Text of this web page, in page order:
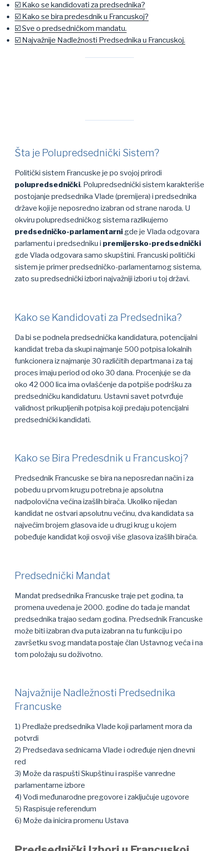
☑️ Kako se kandidovati za predsednika?
☑️ Kako se bira predesdnik u Francuskoj?
☑️ Sve o predsedničkom mandatu.
☑️ Najvažnije Nadležnosti Predsednika u Francuskoj.
Šta je Polupredsednički Sistem?
Politički sistem Francuske je po svojoj prirodi
polupredsednički. Polupredsednički sistem karakteriše
postojanje predsednika Vlade (premijera) i predsednika
države koji je neposredno izabran od strane naroda. U
okviru polupredsedničkog sistema razlikujemo
predsedničko-parlamentarni gde je Vlada odgovara
parlamentu i predsedniku i premijersko-predsednički
gde Vlada odgovara samo skupštini. Francuski politički
sistem je primer predsedničko-parlamentarnog sistema,
zato su predsednički izbori najvažniji izbori u toj državi.
Kako se Kandidovati za Predsednika?
Da bi se podnela predsednička kandidatura, potencijalni
kandidat treba da skupi najmanje 500 potpisa lokalnih
funkcionera iz najmanje 30 različitih departmana i za taj
proces imaju period od oko 30 dana. Procenjuje se da
oko 42 000 lica ima ovlašćenje da potpiše podršku za
predsedničku kandidaturu. Ustavni savet potvrđuje
validnost prikupljenih potpisa koji predaju potencijalni
predsednički kandidati.
Kako se Bira Predesdnik u Francuskoj?
Predsednik Francuske se bira na neposredan način i za
pobedu u prvom krugu potrebna je apsolutna
nadpolovična većina izašlih birača. Ukoliko nijedan
kandidat ne ostvari apsolutnu većinu, dva kandidata sa
najvećim brojem glasova ide u drugi krug u kojem
pobeđuje kandidat koji osvoji više glasova izašlih birača.
Predsednički Mandat
Mandat predsednika Francuske traje pet godina, ta
promena uvedena je 2000. godine do tada je mandat
predsednika trajao sedam godina. Predsednik Francuske
može biti izabran dva puta izabran na tu funkciju i po
završetku svog mandata postaje član Ustavnog veća i na
tom položaju su doživotno.
Najvažnije Nadležnosti Predsednika
Francuske
1) Predlaže predsednika Vlade koji parlament mora da
potvrdi
2) Predsedava sednicama Vlade i određuje njen dnevni
red
3) Može da raspušti Skupštinu i raspiše vanredne
parlamentarne izbore
4) Vodi međunarodne pregovore i zaključuje ugovore
5) Raspisuje referendum
6) Može da inicira promenu Ustava